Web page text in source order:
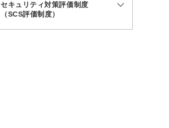
セキュリティ対策評価制度
（SCS評価制度）